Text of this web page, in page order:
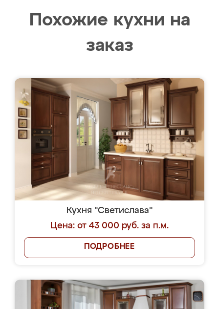
Похожие кухни на
заказ
Кухня "Светислава"
Цена: от 43 000 руб. за п.м.
ПОДРОБНЕЕ